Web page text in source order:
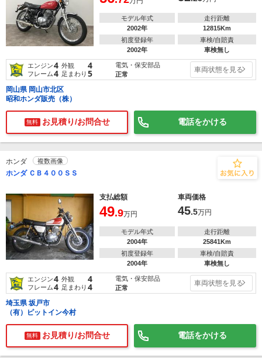
モデル年式
2002年
走行距離
12815Km
初度登録年
2002年
車検/自賠責
車検無し
エンジン4 外観 4
フレーム4 足まわり 5
電気・保安部品
正常
車両状態を見る
岡山県 岡山市北区
昭和ホンダ販売（株）
無料 お見積り/お問合せ 電話をかける
ホンダ 複数画像
ホンダ ＣＢ４００ＳＳ
支払総額 車両価格
49.9万円 45.5万円
モデル年式
2004年
走行距離
25841Km
初度登録年
2004年
車検/自賠責
車検無し
エンジン4 外観 4
フレーム4 足まわり 4
電気・保安部品
正常
車両状態を見る
埼玉県 坂戸市
（有）ピットイン今村
無料 お見積り/お問合せ 電話をかける